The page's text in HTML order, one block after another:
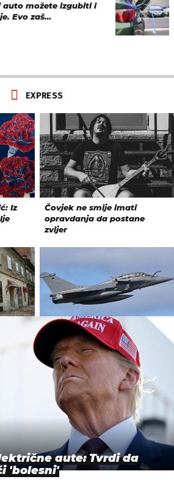
možete izgubiti i
Evo zaš…
aute: Tvrdi da
'bolesni'